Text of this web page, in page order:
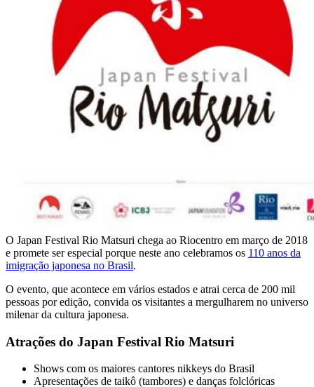
O Japan Festival Rio Matsuri chega ao Riocentro em março de 2018
e promete ser especial porque neste ano celebramos os 110 anos da
imigração japonesa no Brasil.
O evento, que acontece em vários estados e atrai cerca de 200 mil
pessoas por edição, convida os visitantes a mergulharem no universo
milenar da cultura japonesa.
Atrações do Japan Festival Rio Matsuri
Shows com os maiores cantores nikkeys do Brasil
Apresentações de taikô (tambores) e danças folclóricas